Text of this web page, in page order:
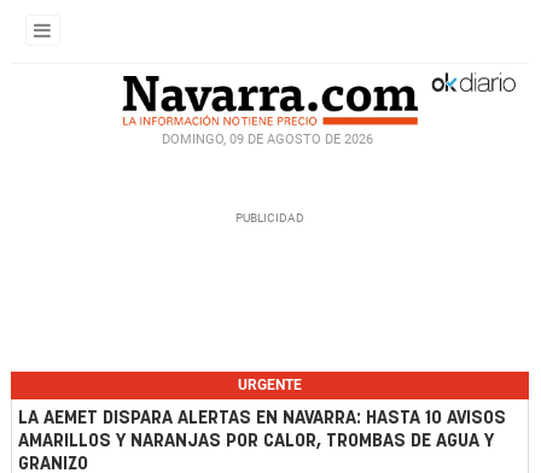
DOMINGO, 09 DE AGOSTO DE 2026
URGENTE
LA AEMET DISPARA ALERTAS EN NAVARRA: HASTA 10 AVISOS
AMARILLOS Y NARANJAS POR CALOR, TROMBAS DE AGUA Y
GRANIZO